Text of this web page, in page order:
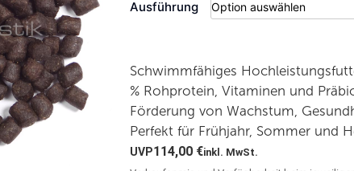
Ausführung
Schwimmfähiges
% Rohprotein, Vitaminen und
Förderung von Wachstum,
Perfekt für Frühjahr, Sommer und
114,00 €inkl. MwSt.